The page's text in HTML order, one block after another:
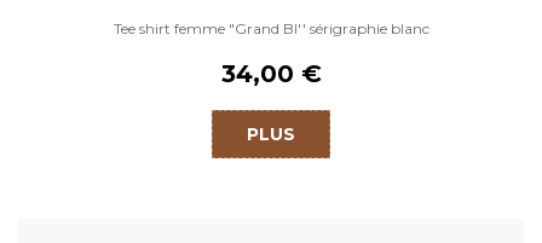
Tee shirt femme "Grand BI'' sérigraphie blanc
34,00 €
PLUS